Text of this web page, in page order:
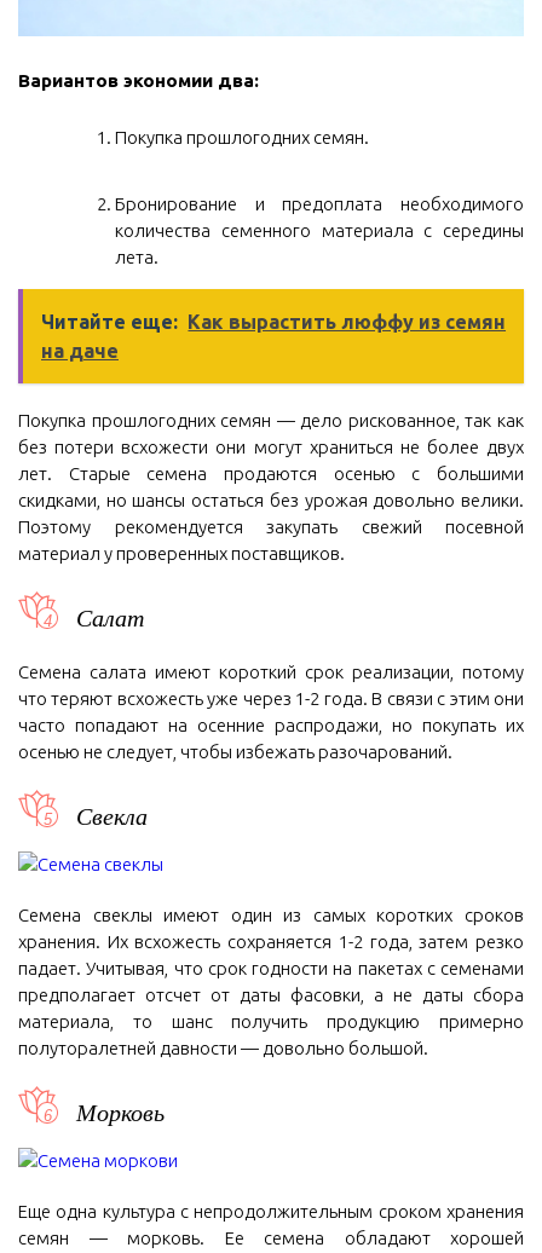
Вариантов экономии два:
Покупка прошлогодних семян.
Бронирование и предоплата необходимого
количества семенного материала с середины
лета.
Читайте еще: Как вырастить люффу из семян
на даче
Покупка прошлогодних семян — дело рискованное, так как
без потери всхожести они могут храниться не более двух
лет. Старые семена продаются осенью с большими
скидками, но шансы остаться без урожая довольно велики.
Поэтому рекомендуется закупать свежий посевной
материал у проверенных поставщиков.
Салат
Семена салата имеют короткий срок реализации, потому
что теряют всхожесть уже через 1-2 года. В связи с этим они
часто попадают на осенние распродажи, но покупать их
осенью не следует, чтобы избежать разочарований.
Свекла
Семена свеклы имеют один из самых коротких сроков
хранения. Их всхожесть сохраняется 1-2 года, затем резко
падает. Учитывая, что срок годности на пакетах с семенами
предполагает отсчет от даты фасовки, а не даты сбора
материала, то шанс получить продукцию примерно
полуторалетней давности — довольно большой.
Морковь
Еще одна культура с непродолжительным сроком хранения
семян — морковь. Ее семена обладают хорошей